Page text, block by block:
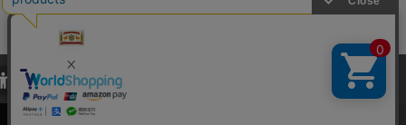
Copyright©2000-2026
Nakagawa Masashichi Shoten All Rights Reserved.
当サイトでは、当サイト内における閲覧履歴・属性情報などの取得およ
び利便性向上のためにクッキー（Cookie）を使用いたします。詳細に
関しては「プライバシーポリシー